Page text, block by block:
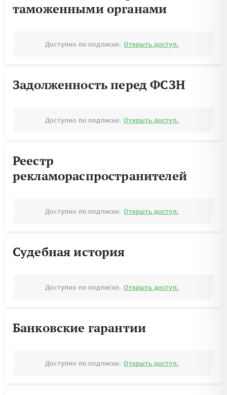
таможенными органами
Доступно по подписке. Открыть доступ.
Задолженность перед ФСЗН
Доступно по подписке. Открыть доступ.
Реестр
рекламораспространителей
Доступно по подписке. Открыть доступ.
Судебная история
Доступно по подписке. Открыть доступ.
Банковские гарантии
Доступно по подписке. Открыть доступ.